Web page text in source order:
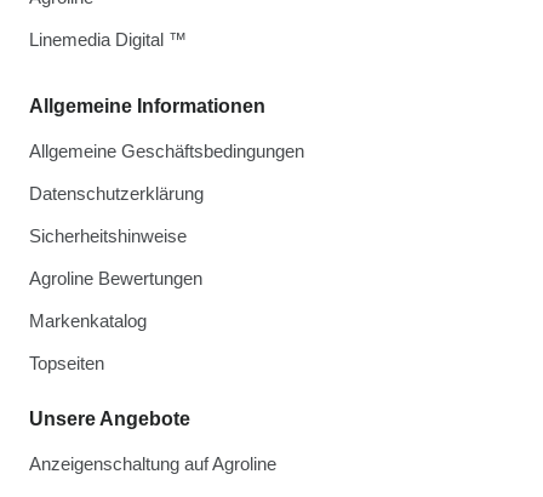
Allgemeine Informationen
Allgemeine Geschäftsbedingungen
Datenschutzerklärung
Sicherheitshinweise
Agroline Bewertungen
Markenkatalog
Topseiten
Unsere Angebote
Anzeigenschaltung auf Agroline
Linemedia Digital ™